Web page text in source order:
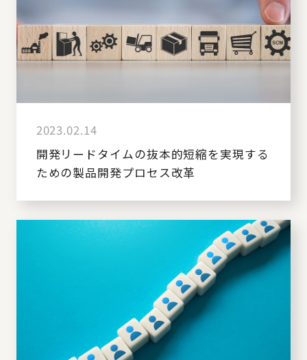
2023.02.14
開発リードタイムの抜本的短縮を実現する
ための製品開発プロセス改革